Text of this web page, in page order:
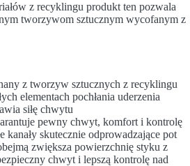
z recyklingu produkt ten pozwala
tworzywom sztucznym wycofanym z
z tworzyw sztucznych z recyklingu
elementach pochłania uderzenia
siłę chwytu
pewny chwyt, komfort i kontrolę
kanały skutecznie odprowadzające pot
zwiększa powierzchnię styku z
chwyt i lepszą kontrolę nad